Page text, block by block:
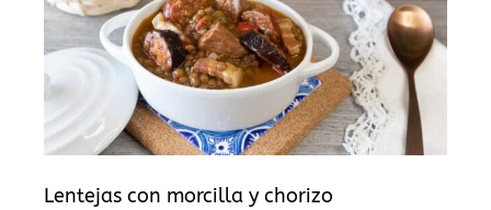
Lentejas con morcilla y chorizo